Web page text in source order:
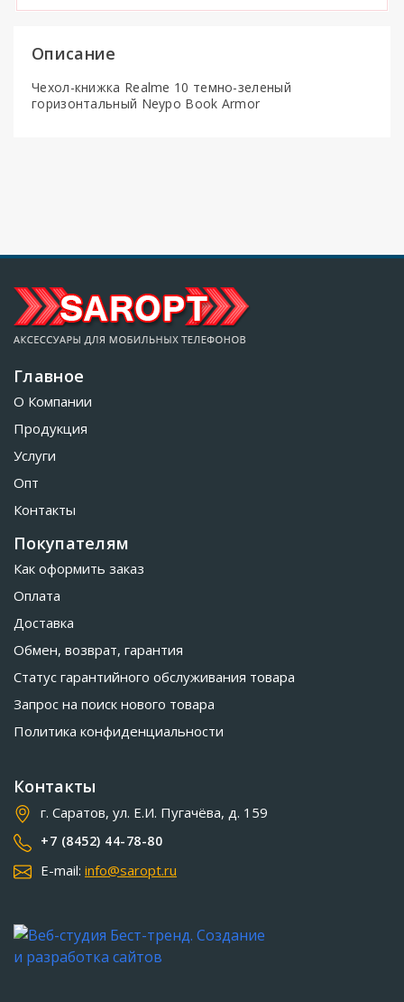
Описание
Чехол-книжка Realme 10 темно-зеленый
горизонтальный Neypo Book Armor
Главное
О Компании
Продукция
Услуги
Опт
Контакты
Покупателям
Как оформить заказ
Оплата
Доставка
Обмен, возврат, гарантия
Статус гарантийного обслуживания товара
Запрос на поиск нового товара
Политика конфиденциальности
Контакты
г. Саратов, ул. Е.И. Пугачёва, д. 159
+7 (8452) 44-78-80
E-mail: info@saropt.ru